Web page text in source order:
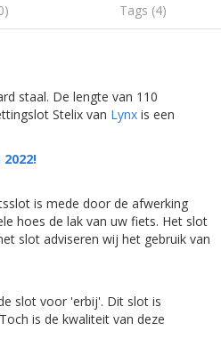
Tags (4)
staal. De lengte van 110
Stelix van Lynx is een
is mede door de afwerking
hoes de lak van uw fiets. Het slot
slot adviseren wij het gebruik van
slot voor 'erbij'. Dit slot is
is de kwaliteit van deze